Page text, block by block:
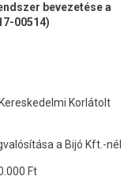
bevezetése a
00514)
Korlátolt
a Bijó Kft.-nél
Ft